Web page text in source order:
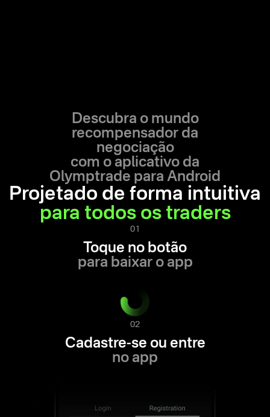
Descubra o mundo
recompensador da
negociação
com o aplicativo da
Olymptrade para Android
Projetado de forma intuitiva
para todos os traders
01
Toque no botão
para baixar o app
02
Cadastre-se ou entre
no app